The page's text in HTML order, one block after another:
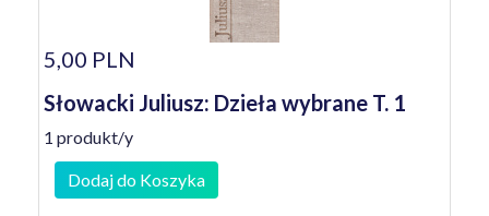
5,00 PLN
Słowacki Juliusz: Dzieła wybrane T. 1
1 produkt/y
Dodaj do Koszyka